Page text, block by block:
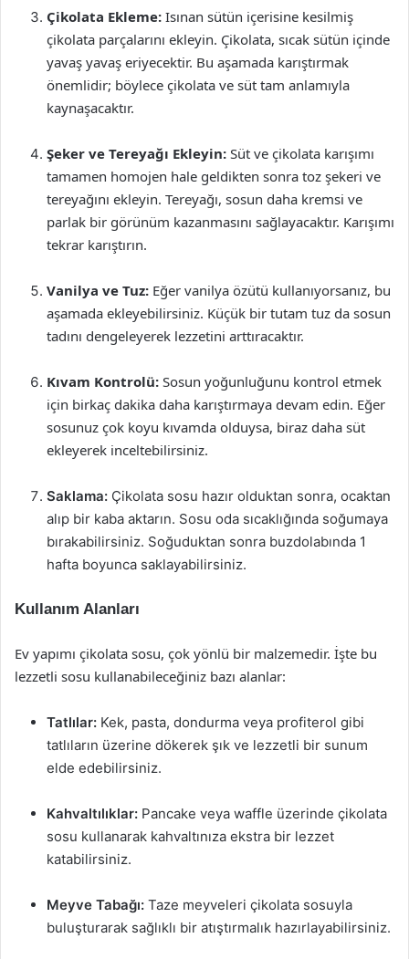
Çikolata Ekleme: Isınan sütün içerisine kesilmiş
çikolata parçalarını ekleyin. Çikolata, sıcak sütün içinde
yavaş yavaş eriyecektir. Bu aşamada karıştırmak
önemlidir; böylece çikolata ve süt tam anlamıyla
kaynaşacaktır.
Şeker ve Tereyağı Ekleyin: Süt ve çikolata karışımı
tamamen homojen hale geldikten sonra toz şekeri ve
tereyağını ekleyin. Tereyağı, sosun daha kremsi ve
parlak bir görünüm kazanmasını sağlayacaktır. Karışımı
tekrar karıştırın.
Vanilya ve Tuz: Eğer vanilya özütü kullanıyorsanız, bu
aşamada ekleyebilirsiniz. Küçük bir tutam tuz da sosun
tadını dengeleyerek lezzetini arttıracaktır.
Kıvam Kontrolü: Sosun yoğunluğunu kontrol etmek
için birkaç dakika daha karıştırmaya devam edin. Eğer
sosunuz çok koyu kıvamda olduysa, biraz daha süt
ekleyerek inceltebilirsiniz.
Saklama: Çikolata sosu hazır olduktan sonra, ocaktan
alıp bir kaba aktarın. Sosu oda sıcaklığında soğumaya
bırakabilirsiniz. Soğuduktan sonra buzdolabında 1
hafta boyunca saklayabilirsiniz.
Kullanım Alanları
Ev yapımı çikolata sosu, çok yönlü bir malzemedir. İşte bu
lezzetli sosu kullanabileceğiniz bazı alanlar:
Tatlılar: Kek, pasta, dondurma veya profiterol gibi
tatlıların üzerine dökerek şık ve lezzetli bir sunum
elde edebilirsiniz.
Kahvaltılıklar: Pancake veya waffle üzerinde çikolata
sosu kullanarak kahvaltınıza ekstra bir lezzet
katabilirsiniz.
Meyve Tabağı: Taze meyveleri çikolata sosuyla
buluşturarak sağlıklı bir atıştırmalık hazırlayabilirsiniz.